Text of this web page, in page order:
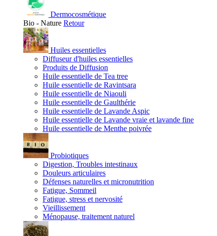
Dermocosmétique
Bio - Nature Retour
Huiles essentielles
Diffuseur d'huiles essentielles
Produits de Diffusion
Huile essentielle de Tea tree
Huile essentielle de Ravintsara
Huile essentielle de Niaouli
Huile essentielle de Gaulthérie
Huile essentielle de Lavande Aspic
Huile essentielle de Lavande vraie et lavande fine
Huile essentielle de Menthe poivrée
Probiotiques
Digestion, Troubles intestinaux
Douleurs articulaires
Défenses naturelles et micronutrition
Fatigue, Sommeil
Fatigue, stress et nervosité
Vieillissement
Ménopause, traitement naturel